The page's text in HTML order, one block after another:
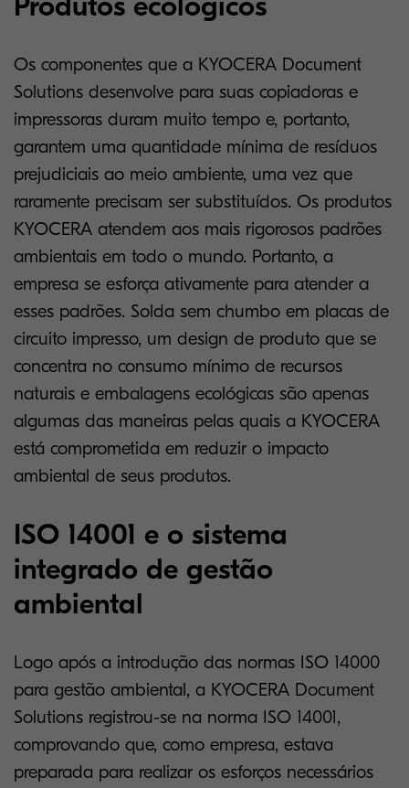
Os componentes que a KYOCERA Document
Solutions desenvolve para suas copiadoras e
impressoras duram muito tempo e, portanto,
garantem uma quantidade mínima de resíduos
prejudiciais ao meio ambiente, uma vez que
raramente precisam ser substituídos. Os produtos
KYOCERA atendem aos mais rigorosos padrões
ambientais em todo o mundo. Portanto, a
empresa se esforça ativamente para atender a
esses padrões. Solda sem chumbo em placas de
circuito impresso, um design de produto que se
concentra no consumo mínimo de recursos
naturais e embalagens ecológicas são apenas
algumas das maneiras pelas quais a KYOCERA
está comprometida em reduzir o impacto
ambiental de seus produtos.
ISO 14001 e o sistema
integrado de gestão
ambiental
Logo após a introdução das normas ISO 14000
para gestão ambiental, a KYOCERA Document
Solutions registrou-se na norma ISO 14001,
comprovando que, como empresa, estava
preparada para realizar os esforços necessários